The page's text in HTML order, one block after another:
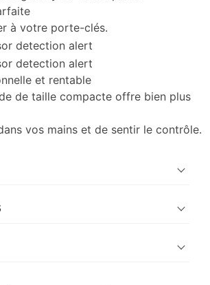
à votre porte-clés.
et rentable
de taille compacte offre bien plus
vos mains et de sentir le contrôle.